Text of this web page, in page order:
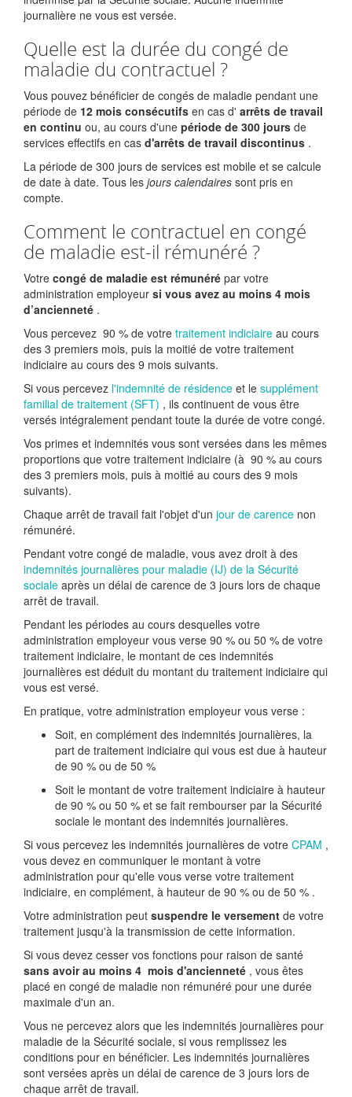
journalière ne vous est versée.
Quelle est la durée du congé de
maladie du contractuel ?
Vous pouvez bénéficier de congés de maladie pendant une
période de 12 mois consécutifs en cas d' arrêts de travail
en continu ou, au cours d'une période de 300 jours de
services effectifs en cas d'arrêts de travail discontinus .
La période de 300 jours de services est mobile et se calcule
de date à date. Tous les jours calendaires sont pris en
compte.
Comment le contractuel en congé
de maladie est-il rémunéré ?
Votre congé de maladie est rémunéré par votre
administration employeur si vous avez au moins 4 mois
d’ancienneté .
Vous percevez 90 % de votre traitement indiciaire au cours
des 3 premiers mois, puis la moitié de votre traitement
indiciaire au cours des 9 mois suivants.
Si vous percevez l'indemnité de résidence et le supplément
familial de traitement (SFT) , ils continuent de vous être
versés intégralement pendant toute la durée de votre congé.
Vos primes et indemnités vous sont versées dans les mêmes
proportions que votre traitement indiciaire (à 90 % au cours
des 3 premiers mois, puis à moitié au cours des 9 mois
suivants).
Chaque arrêt de travail fait l'objet d'un jour de carence non
rémunéré.
Pendant votre congé de maladie, vous avez droit à des
indemnités journalières pour maladie (IJ) de la Sécurité
sociale après un délai de carence de 3 jours lors de chaque
arrêt de travail.
Pendant les périodes au cours desquelles votre
administration employeur vous verse 90 % ou 50 % de votre
traitement indiciaire, le montant de ces indemnités
journalières est déduit du montant du traitement indiciaire qui
vous est versé.
En pratique, votre administration employeur vous verse :
Soit, en complément des indemnités journalières, la
part de traitement indiciaire qui vous est due à hauteur
de 90 % ou de 50 %
Soit le montant de votre traitement indiciaire à hauteur
de 90 % ou 50 % et se fait rembourser par la Sécurité
sociale le montant des indemnités journalières.
Si vous percevez les indemnités journalières de votre CPAM ,
vous devez en communiquer le montant à votre
administration pour qu'elle vous verse votre traitement
indiciaire, en complément, à hauteur de 90 % ou de 50 % .
Votre administration peut suspendre le versement de votre
traitement jusqu'à la transmission de cette information.
Si vous devez cesser vos fonctions pour raison de santé
sans avoir au moins 4 mois d'ancienneté , vous êtes
placé en congé de maladie non rémunéré pour une durée
maximale d'un an.
Vous ne percevez alors que les indemnités journalières pour
maladie de la Sécurité sociale, si vous remplissez les
conditions pour en bénéficier. Les indemnités journalières
sont versées après un délai de carence de 3 jours lors de
chaque arrêt de travail.